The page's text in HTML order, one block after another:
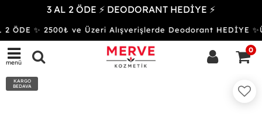
3 AL 2 ÖDE ⚡ DEODORANT HEDİYE ⚡
ÖDE ✨ 2500₺ ve Üzeri Alışverişlerde Deodorant HEDİYE
menü
0
KARGO
BEDAVA